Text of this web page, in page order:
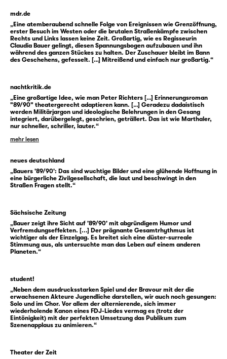
mdr.de
„Eine atemberaubend schnelle Folge von Ereignissen wie Grenzöffnung,
erster Besuch im Westen oder die brutalen Straßenkämpfe zwischen
Rechts und Links lassen keine Zeit. Großartig, wie es Regisseurin
Claudia Bauer gelingt, diesen Spannungsbogen aufzubauen und ihn
während des ganzen Stückes zu halten. Der Zuschauer bleibt im Bann
des Geschehens, gefesselt. […] Mitreißend und einfach nur großartig.“
nachtkritik.de
„Eine großartige Idee, wie man Peter Richters […] Erinnerungsroman
"89/90" theatergerecht adaptieren kann. […] Geradezu dadaistisch
werden Militärjargon und ideologische Belehrungen in den Gesang
integriert, darübergelegt, geschrien, geträllert. Das ist wie Marthaler,
nur schneller, schriller, lauter.“
mehr lesen
neues deutschland
„Bauers '89/90': Das sind wuchtige Bilder und eine glühende Hoffnung in
eine bürgerliche Zivilgesellschaft, die laut und beschwingt in den
Straßen Fragen stellt.“
Sächsische Zeitung
„Bauer zeigt ihre Sicht auf '89/90' mit abgründigem Humor und
Verfremdungseffekten. [...] Der prägnante Gesamtrhythmus ist
wichtiger als der Einzelgag. Es breitet sich eine düster-surreale
Stimmung aus, als untersuchte man das Leben auf einem anderen
Planeten.“
student!
„Neben dem ausdrucksstarken Spiel und der Bravour mit der die
erwachsenen Akteure Jugendliche darstellen, wir auch noch gesungen:
Solo und im Chor. Vor allem der alternierende, sich immer
wiederholende Kanon eines FDJ-Liedes vermag es (trotz der
Eintönigkeit) mit der perfekten Umsetzung das Publikum zum
Szenenapplaus zu animieren.“
Theater der Zeit